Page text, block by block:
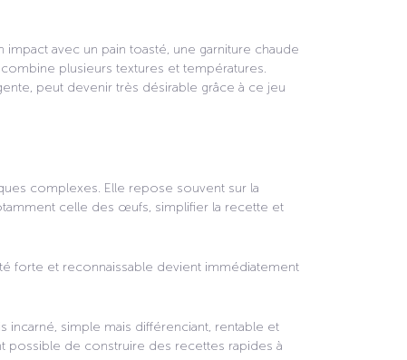
avec un pain toasté, une garniture chaude
plusieurs textures et températures.
peut devenir très désirable grâce à ce jeu
complexes. Elle repose souvent sur la
celle des œufs, simplifier la recette et
forte et reconnaissable devient immédiatement
incarné, simple mais différenciant, rentable et
possible de construire des recettes rapides à